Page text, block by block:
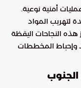
أمنية نوعية.
لتهريب المواد
هذه النجاحات اليقظة
وإحباط المخططات